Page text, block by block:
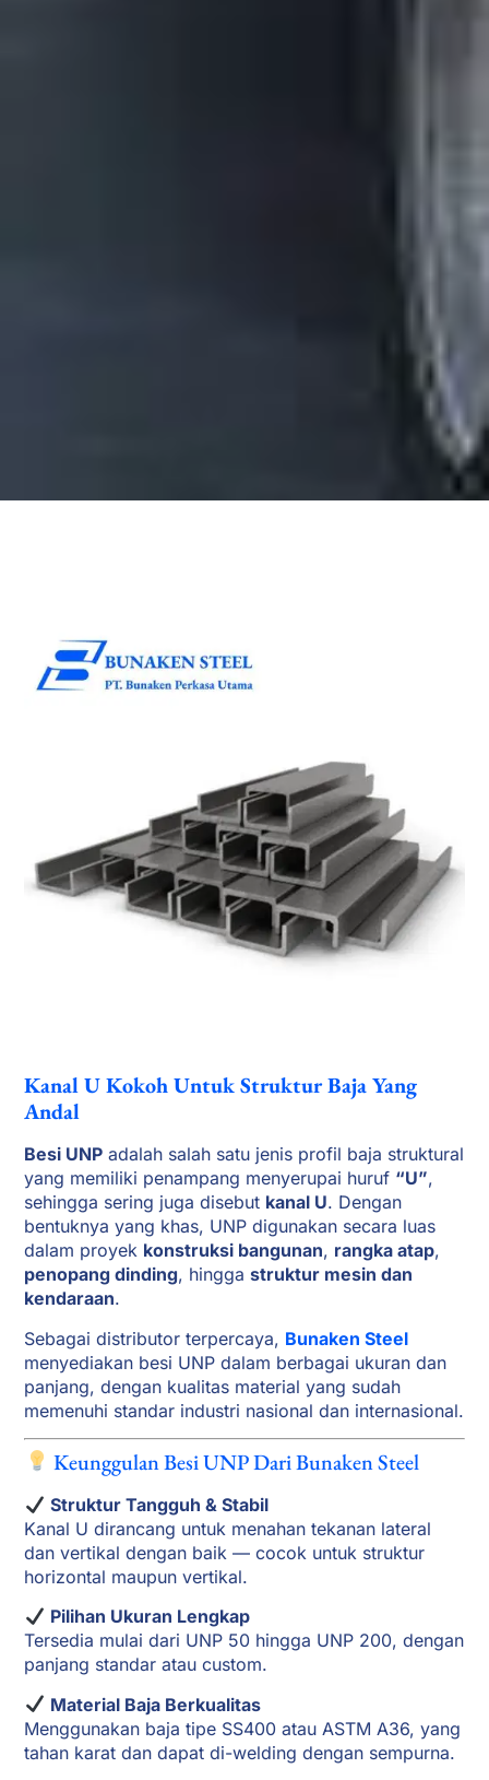
Kanal U Kokoh Untuk Struktur Baja Yang
Andal
Besi UNP adalah salah satu jenis profil baja struktural
yang memiliki penampang menyerupai huruf “U”,
sehingga sering juga disebut kanal U. Dengan
bentuknya yang khas, UNP digunakan secara luas
dalam proyek konstruksi bangunan, rangka atap,
penopang dinding, hinggastruktur mesin dan
kendaraan.
Sebagai distributor terpercaya, Bunaken Steel
menyediakan besi UNP dalam berbagai ukuran dan
panjang, dengan kualitas material yang sudah
memenuhi standar industri nasional dan internasional.
Keunggulan Besi UNP Dari Bunaken Steel
Struktur Tangguh & Stabil
Kanal U dirancang untuk menahan tekanan lateral
dan vertikal dengan baik — cocok untuk struktur
horizontal maupun vertikal.
Pilihan Ukuran Lengkap
Tersedia mulai dari UNP 50 hingga UNP 200, dengan
panjang standar atau custom.
Material Baja Berkualitas
Menggunakan baja tipe SS400 atau ASTM A36, yang
tahan karat dan dapat di-welding dengan sempurna.